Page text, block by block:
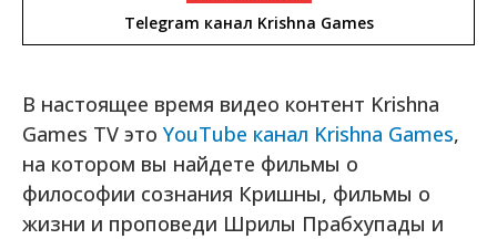
Telegram канал Krishna Games
В настоящее время видео контент Krishna
Games TV это YouTube канал Krishna Games,
на котором вы найдете фильмы о
философии сознания Кришны, фильмы о
жизни и проповеди Шрилы Прабхупады и